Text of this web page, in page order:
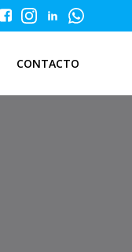
CONTACTO